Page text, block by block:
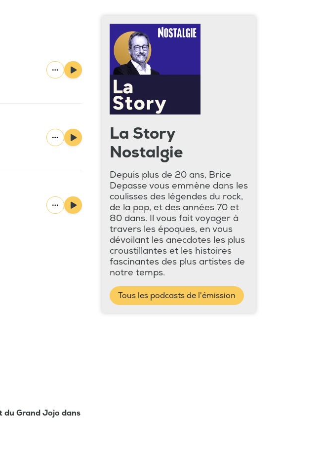
La Story
Nostalgie
Depuis plus de 20 ans, Brice
Depasse vous emmène dans les
coulisses des légendes du rock,
de la pop, et des années 70 et
80 dans. Il vous fait voyager à
travers les époques, en vous
dévoilant les anecdotes les plus
croustillantes et les histoires
fascinantes des plus artistes de
notre temps.
Tous les podcasts de l'émission
du Grand Jojo dans